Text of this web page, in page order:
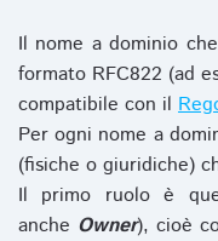
Il nome a dominio
formato RFC822 (ad
compatibile con il
Per ogni nome a
(fisiche o giuridiche)
Il primo ruolo è
anche Owner), cioè